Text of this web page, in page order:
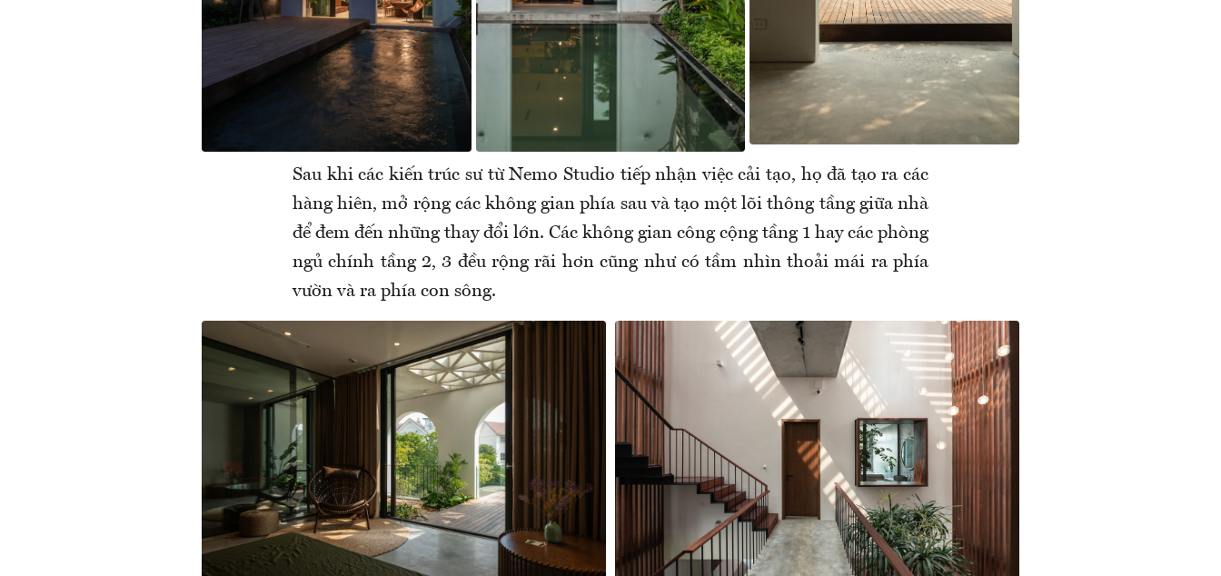
Sau khi các kiến trúc sư từ Nemo Studio tiếp nhận việc cải tạo, họ đã tạo ra các
hàng hiên, mở rộng các không gian phía sau và tạo một lõi thông tầng giữa nhà
để đem đến những thay đổi lớn. Các không gian công cộng tầng 1 hay các phòng
ngủ chính tầng 2, 3 đều rộng rãi hơn cũng như có tầm nhìn thoải mái ra phía
vườn và ra phía con sông.